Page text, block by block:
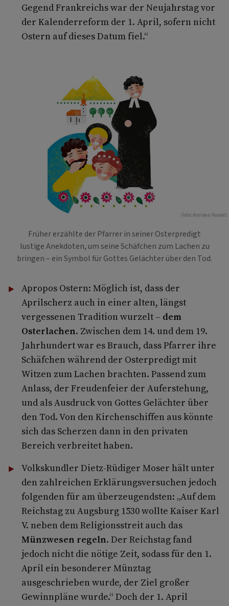
Gegend Frankreichs war der Neujahrstag vor
der Kalenderreform der 1. April, sofern nicht
Ostern auf dieses Datum fiel.“
Foto: Andreas Posselt
Früher erzählte der Pfarrer in seiner Osterpredigt
lustige Anekdoten, um seine Schäfchen zum Lachen zu
bringen – ein Symbol für Gottes Gelächter über den Tod.
Apropos Ostern: Möglich ist, dass der
Aprilscherz auch in einer alten, längst
vergessenen Tradition wurzelt – dem
Osterlachen. Zwischen dem 14. und dem 19.
Jahrhundert war es Brauch, dass Pfarrer ihre
Schäfchen während der Osterpredigt mit
Witzen zum Lachen brachten. Passend zum
Anlass, der Freudenfeier der Auferstehung,
und als Ausdruck von Gottes Gelächter über
den Tod. Von den Kirchenschiffen aus könnte
sich das Scherzen dann in den privaten
Bereich verbreitet haben.
Volkskundler Dietz-Rüdiger Moser hält unter
den zahlreichen Erklärungsversuchen jedoch
folgenden für am überzeugendsten: „Auf dem
Reichstag zu Augsburg 1530 wollte Kaiser Karl
V. neben dem Religionsstreit auch das
Münzwesen regeln. Der Reichstag fand
jedoch nicht die nötige Zeit, sodass für den 1.
April ein besonderer Münztag
ausgeschrieben wurde, der Ziel großer
Gewinnpläne wurde.“ Doch der 1. April